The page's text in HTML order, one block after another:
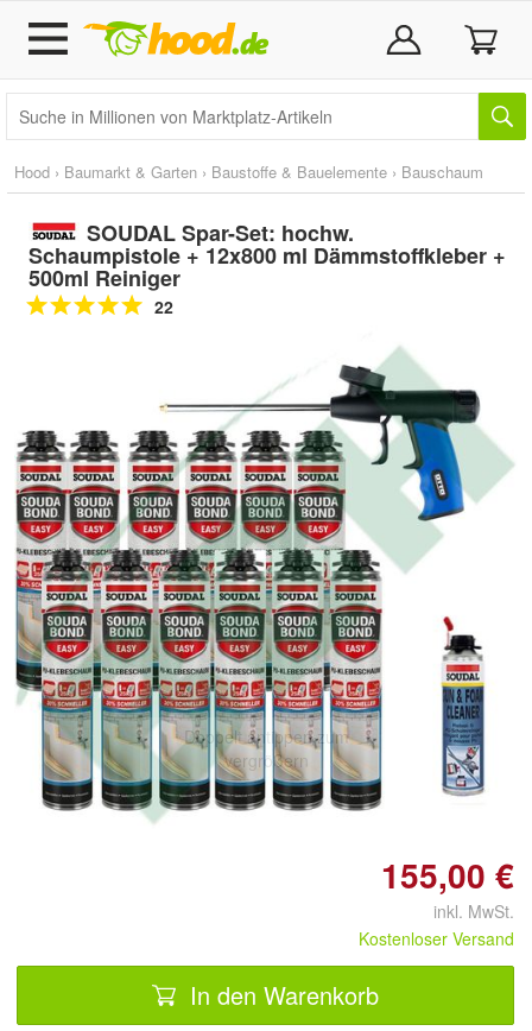
Hood › Baumarkt & Garten › Baustoffe & Bauelemente › Bauschaum
SOUDAL Spar-Set: hochw.
Schaumpistole + 12x800 ml Dämmstoffkleber +
500ml Reiniger
22
Doppelt antippen zum
vergrößern
155,00 €
inkl. MwSt.
Kostenloser Versand
In den Warenkorb